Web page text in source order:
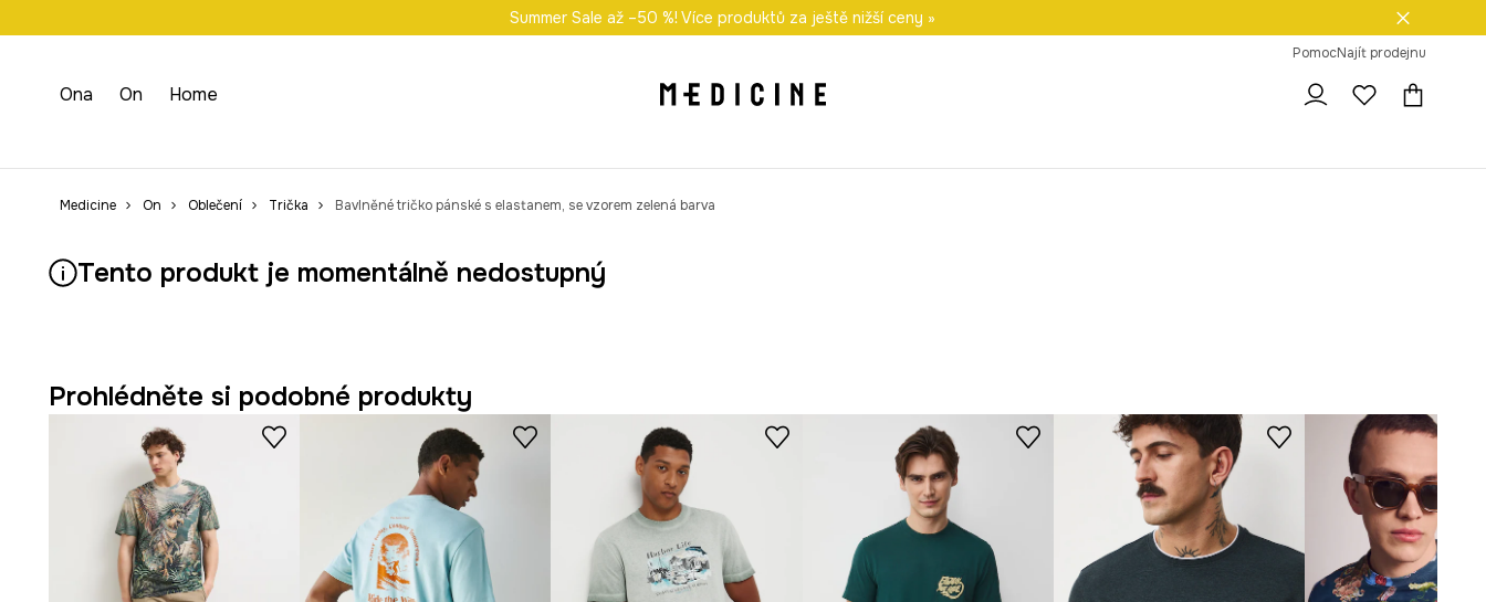
Doprava zdarma při nákupu nad 1 200 Kč Odeslání i do 24 hodin
Summer Sale až –50 %! Více produktů za ještě nižší ceny »
PomocNajít prodejnu
Ona On Home
Medicine On Oblečení Trička Bavlněné tričko pánské s elastanem, se vzorem zelená barva
Tento produkt je momentálně nedostupný
Prohlédněte si podobné produkty